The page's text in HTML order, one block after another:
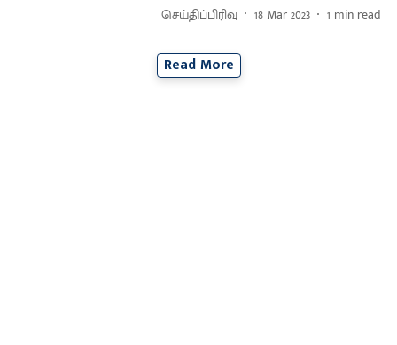
செய்திப்பிரிவு 18 Mar 2023 1 min read
Read More